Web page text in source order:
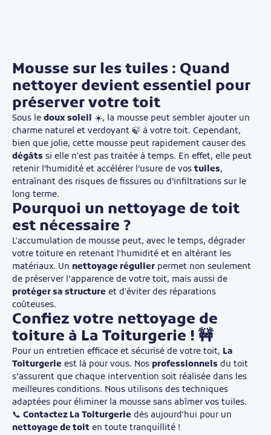
Mousse sur les tuiles : Quand
nettoyer devient essentiel pour
préserver votre toit
Sous le doux soleil ☀️, la mousse peut sembler ajouter un
charme naturel et verdoyant 🍃 à votre toit. Cependant,
bien que jolie, cette mousse peut rapidement causer des
dégâts si elle n'est pas traitée à temps. En effet, elle peut
retenir l’humidité et accélérer l’usure de vos tuiles,
entraînant des risques de fissures ou d’infiltrations sur le
long terme.
Pourquoi un nettoyage de toit
est nécessaire ?
L'accumulation de mousse peut, avec le temps, dégrader
votre toiture en retenant l'humidité et en altérant les
matériaux. Un nettoyage régulier permet non seulement
de préserver l’apparence de votre toit, mais aussi de
protéger sa structure et d'éviter des réparations
coûteuses.
Confiez votre nettoyage de
toiture à La Toiturgerie ! 🚧
Pour un entretien efficace et sécurisé de votre toit, La
Toiturgerie est là pour vous. Nos professionnels du toit
s’assurent que chaque intervention soit réalisée dans les
meilleures conditions. Nous utilisons des techniques
adaptées pour éliminer la mousse sans abîmer vos tuiles.
📞 Contactez La Toiturgerie dès aujourd'hui pour un
nettoyage de toit en toute tranquillité !